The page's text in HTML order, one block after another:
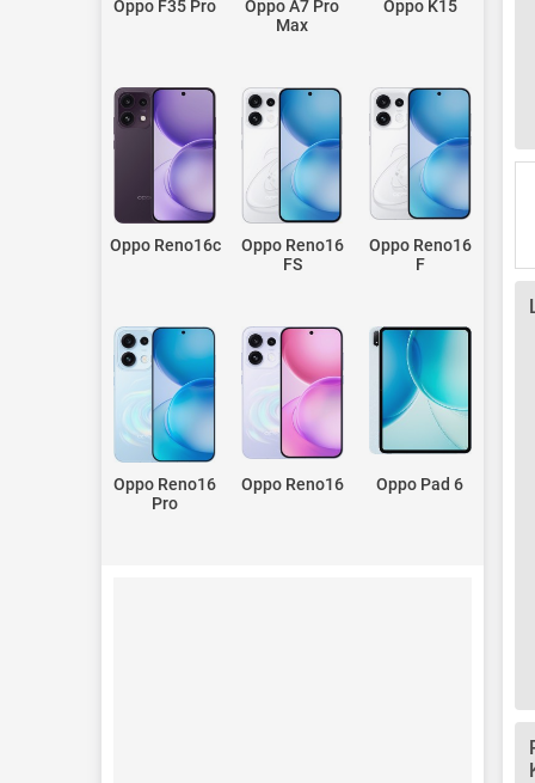
Oppo F35 Pro
Oppo A7 Pro
Max
Oppo K15
Oppo Reno16c
Oppo Reno16
FS
Oppo Reno16
F
Oppo Reno16
Pro
Oppo Reno16 Oppo Pad 6